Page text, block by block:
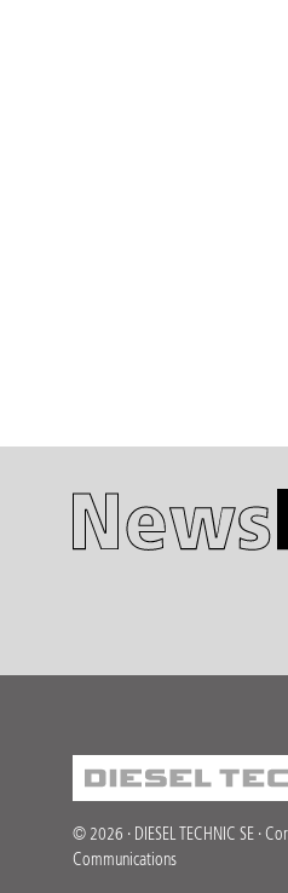
© 2026 · DIESEL TECHNIC SE ·
Communications